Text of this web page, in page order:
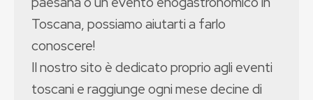
Toscana, possiamo aiutarti a farlo
conoscere!
Il nostro sito è dedicato proprio agli eventi
toscani e raggiunge ogni mese decine di